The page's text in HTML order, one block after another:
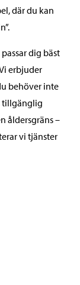
där du kan
dig bäst
erbjuder
behöver inte
tillgänglig
åldersgräns –
vi tjänster